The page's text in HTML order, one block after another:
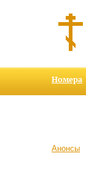
Номера
Анонсы